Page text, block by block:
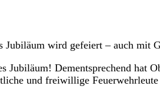
wird gefeiert – auch mit
Dementsprechend hat
und freiwillige